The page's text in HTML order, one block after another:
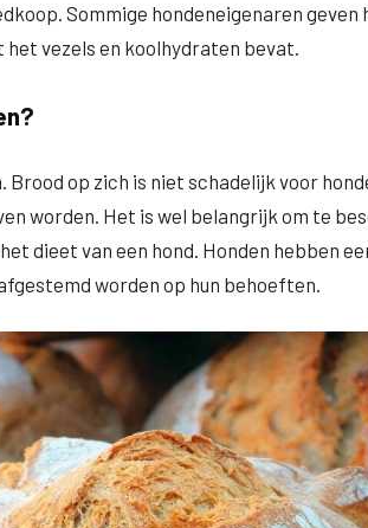
Sommige hondeneigenaren geven
het vezels en koolhydraten bevat.
Brood op zich is niet schadelijk voor
worden. Het is wel belangrijk om te
dieet van een hond. Honden hebben
worden op hun behoeften.